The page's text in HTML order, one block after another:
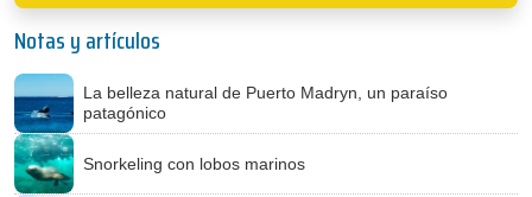
Notas y artículos
La belleza natural de Puerto Madryn, un paraíso
patagónico
Snorkeling con lobos marinos